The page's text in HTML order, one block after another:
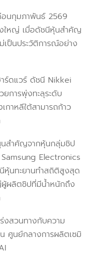
อนกุมภาพันธ์ 2569
งใหญ่ เมื่อดัชนีหุ้นสำคัญ
ป็นประวัติการณ์อย่าง
ร์ดแวร์ ดัชนี Nikkei
การพุ่งทะลุระดับ
าหลีใต้สามารถก้าว
นสำคัญจากหุ้นกลุ่มชิป
Electronics
หุ้นทะยานทำสถิติสูงสุด
ผู้ผลิตชิปที่มีน้ำหนักถึง
งสวนทางกับความ
ศูนย์กลางการผลิตเซมิ